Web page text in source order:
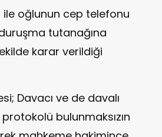
ile oğlunun cep telefonu
tutanağına
karar verildiği
Davacı ve de davalı
bulunmaksızın